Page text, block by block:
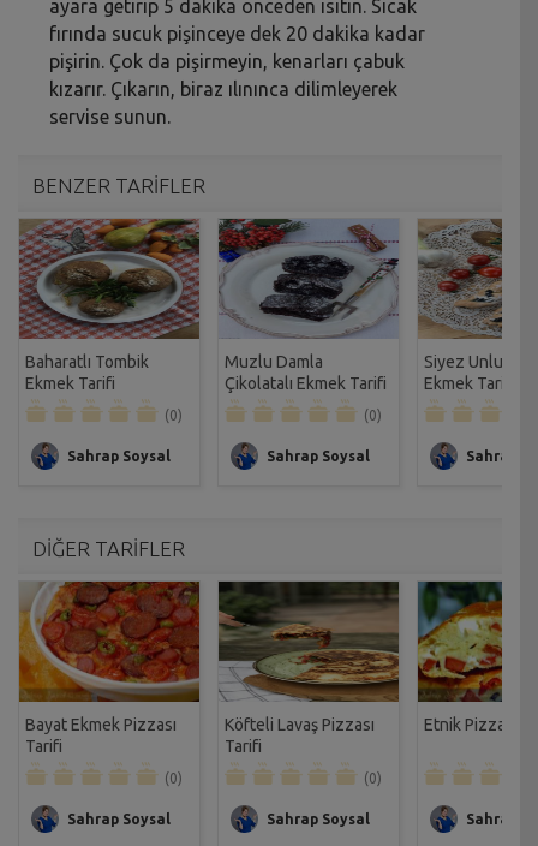
ayara getirip 5 dakika önceden ısıtın. Sıcak
fırında sucuk pişinceye dek 20 dakika kadar
pişirin. Çok da pişirmeyin, kenarları çabuk
kızarır. Çıkarın, biraz ılınınca dilimleyerek
servise sunun.
BENZER TARİFLER
Baharatlı Tombik
Ekmek Tarifi
(0)
Sahrap Soysal
Muzlu Damla
Çikolatalı Ekmek Tarifi
(0)
Sahrap Soysal
Siyez Unlu
Ekmek Tarifi
Sahrap
DİĞER TARİFLER
Bayat Ekmek Pizzası
Tarifi
(0)
Sahrap Soysal
Köfteli Lavaş Pizzası
Tarifi
(0)
Sahrap Soysal
Etnik Pizza
Sahrap